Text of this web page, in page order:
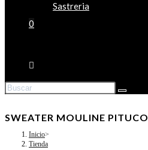
Sastreria
0
SWEATER MOULINE
Inicio>
Tienda